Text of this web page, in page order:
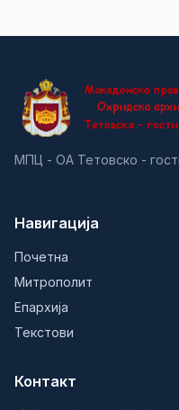
МПЦ - ОА Тетовско -
Навигација
Почетна
Митрополит
Епархија
Текстови
Контакт